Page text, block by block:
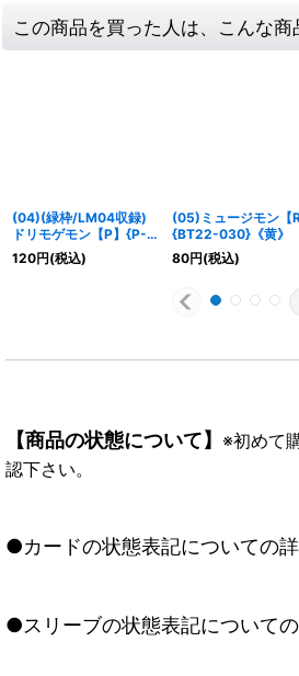
この商品を買った人は、こんな
(04)(緑枠/LM04収録)
ドリモゲモン【P】{P-
143}《緑》
120円(税込)
(05)ミュージモン【R
{BT22-030}《黄》
80円(税込)
【商品の状態について】 ※初めて
認下さい。
●カードの状態表記についての
●スリーブの状態表記について